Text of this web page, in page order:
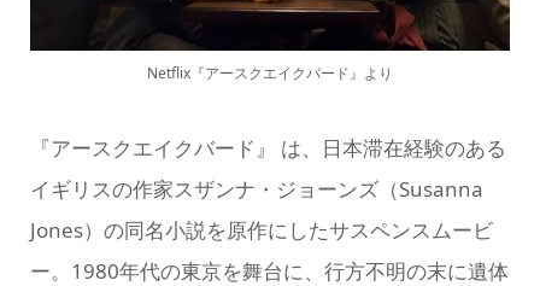
Netflix『アースクエイクバード』より
『アースクエイクバード』 は、日本滞在経験のある
イギリスの作家スザンナ・ジョーンズ（Susanna
Jones）の同名小説を原作にしたサスペンスムービ
ー。1980年代の東京を舞台に、行方不明の末に遺体